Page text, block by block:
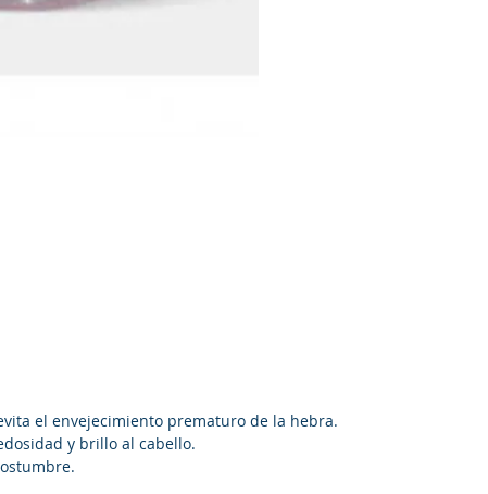
el envejecimiento prematuro de la hebra.
y brillo al cabello.